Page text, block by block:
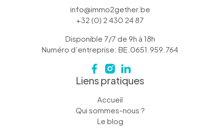
info@immo2gether.be
+32 (0) 2 430 24 87
Disponible 7/7 de 9h à 18h
Numéro d’entreprise: BE.0651.959.764
Liens pratiques
Accueil
Qui sommes-nous ?
Le blog